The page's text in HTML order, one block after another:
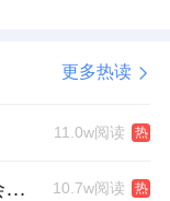
更多热读
11.0w阅读 热
中交房地产2026半年度营销会，绿城祝军现身了 10.7w阅读 热